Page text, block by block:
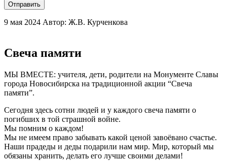
Отправить
9 мая 2024 Автор: Ж.В. Курченкова
Свеча памяти
МЫ ВМЕСТЕ: учителя, дети, родители на Монументе Славы
города Новосибирска на традиционной акции “Свеча
памяти”.
Сегодня здесь сотни людей и у каждого свеча памяти о
погибших в той страшной войне.
Мы помним о каждом!
Мы не имеем право забывать какой ценой завоёвано счастье.
Наши прадеды и деды подарили нам мир. Мир, который мы
обязаны хранить, делать его лучше своими делами!